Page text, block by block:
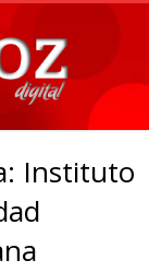
Instituto